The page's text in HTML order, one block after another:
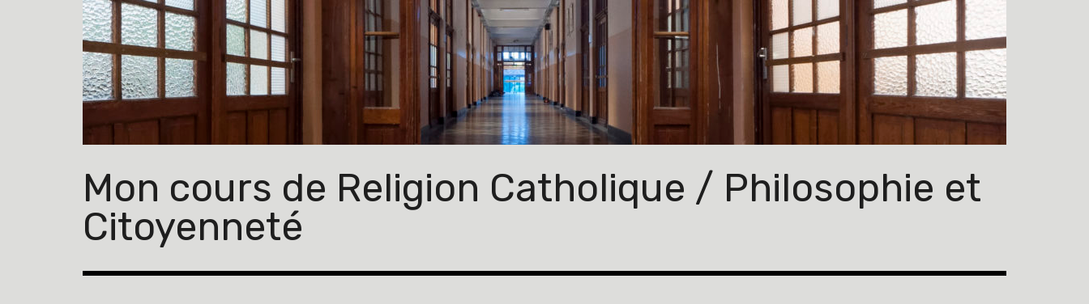
Mon cours de Religion Catholique / Philosophie et
Citoyenneté